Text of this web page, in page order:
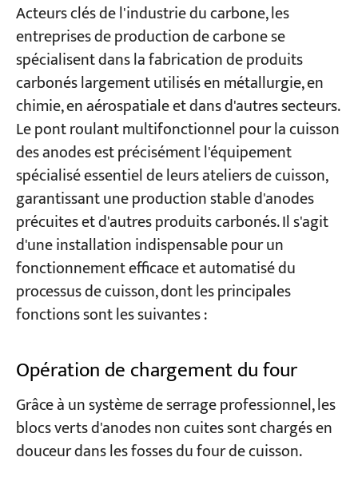
Acteurs clés de l'industrie du carbone, les
entreprises de production de carbone se
spécialisent dans la fabrication de produits
carbonés largement utilisés en métallurgie, en
chimie, en aérospatiale et dans d'autres secteurs.
Le pont roulant multifonctionnel pour la cuisson
des anodes est précisément l'équipement
spécialisé essentiel de leurs ateliers de cuisson,
garantissant une production stable d'anodes
précuites et d'autres produits carbonés. Il s'agit
d'une installation indispensable pour un
fonctionnement efficace et automatisé du
processus de cuisson, dont les principales
fonctions sont les suivantes :
Opération de chargement du four
Grâce à un système de serrage professionnel, les
blocs verts d'anodes non cuites sont chargés en
douceur dans les fosses du four de cuisson.